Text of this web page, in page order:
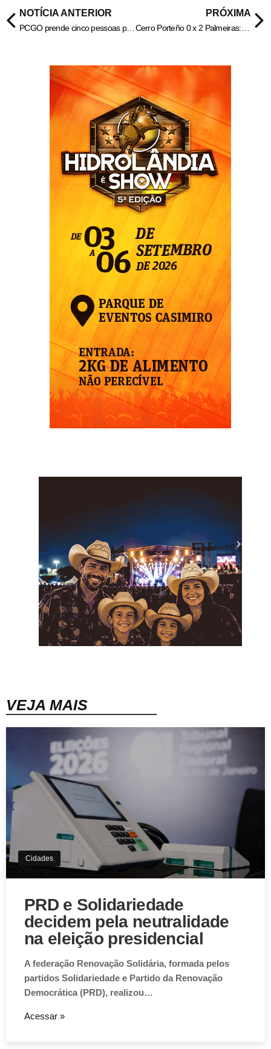
NOTÍCIA ANTERIOR
PCGO prende cinco pessoas por roubo e recupera objetos subtraídos em motel de Rio Verde – Policia Civil do Estado de Goiás
PRÓXIMA
Cerro Porteño 0 x 2 Palmeiras: os melhores momentos do jogo da Libertadores
VEJA MAIS
Cidades
PRD e Solidariedade
decidem pela neutralidade
na eleição presidencial
A federação Renovação Solidária, formada pelos
partidos Solidariedade e Partido da Renovação
Democrática (PRD), realizou…
Acessar »